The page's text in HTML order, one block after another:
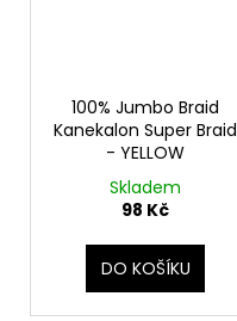
100% Jumbo Braid
Kanekalon Super Braid
- YELLOW
Skladem
98 Kč
DO KOŠÍKU